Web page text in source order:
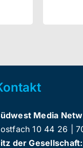
Media
10 44 26 |
der Gesellschaft: